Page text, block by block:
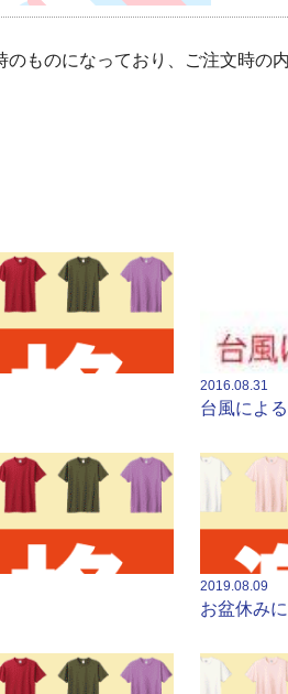
ものになっており、ご注文時の
2016.08.31
台風によ
2019.08.09
お盆休み